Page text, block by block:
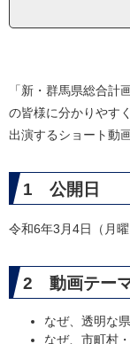
「新・群馬県総合計
の皆様に分かりやす
出演するショート動
1 公開日
令和6年3月4日（月
2 動画テー
なぜ、透明な
なぜ、市町村